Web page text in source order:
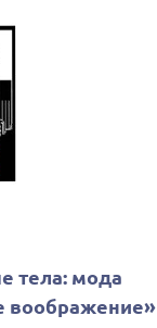
тела: мода
воображение»